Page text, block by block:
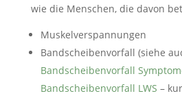
wie die Menschen, die davon
Muskelverspannungen
Bandscheibenvorfall (siehe
Bandscheibenvorfall
Bandscheibenvorfall LWS –